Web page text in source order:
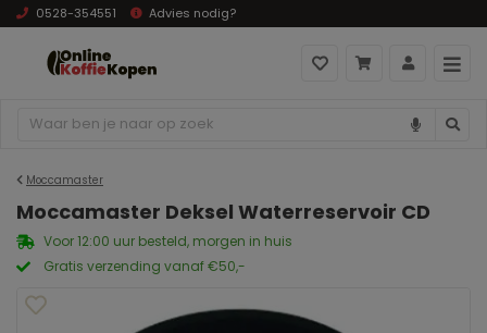
0528-354551 Advies nodig?
Moccamaster
Moccamaster Deksel Waterreservoir CD
Voor 12:00 uur besteld, morgen in huis
Gratis verzending vanaf €50,-